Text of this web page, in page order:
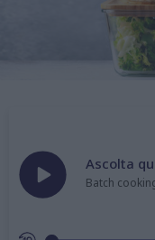
Ascolta
Batch